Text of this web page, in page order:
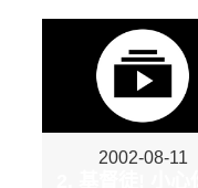
2002-08-11